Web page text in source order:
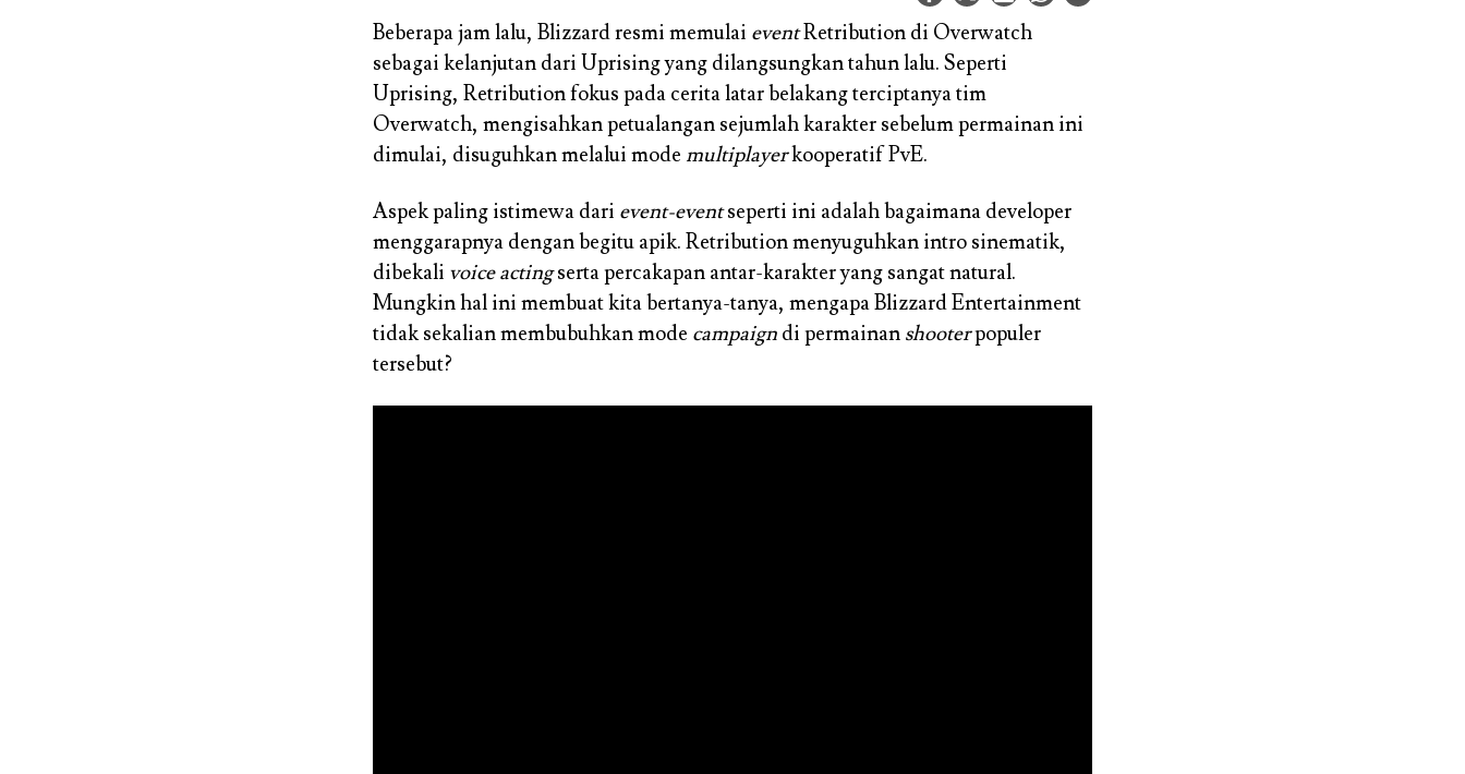
Beberapa jam lalu, Blizzard resmi memulai eventRetribution di Overwatch
sebagai kelanjutan dari Uprising yang dilangsungkan tahun lalu. Seperti
Uprising, Retribution fokus pada cerita latar belakang terciptanya tim
Overwatch, mengisahkan petualangan sejumlah karakter sebelum permainan ini
dimulai, disuguhkan melalui mode multiplayerkooperatif PvE.
Aspek paling istimewa dari event-eventseperti ini adalah bagaimana developer
menggarapnya dengan begitu apik. Retribution menyuguhkan intro sinematik,
dibekali voice actingserta percakapan antar-karakter yang sangat natural.
Mungkin hal ini membuat kita bertanya-tanya, mengapa Blizzard Entertainment
tidak sekalian membubuhkan mode campaign di permainan shooterpopuler
tersebut?